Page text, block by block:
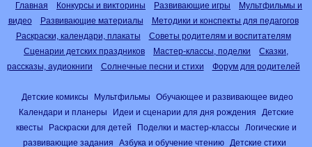
Главная Конкурсы и викторины Развивающие игры
Мультфильмы и
видео
Развивающие материалы
Методики и конспекты для педагогов
Раскраски, календари, плакаты
Советы родителям и воспитателям
Сценарии детских праздников
Мастер-классы, поделки
Сказки,
рассказы, аудиокниги
Солнечные песни и стихи Форум для родителей
Детские комиксы Мультфильмы
Обучающее и развивающее видео
Календари и планеры
Идеи и сценарии для дня рождения
Детские
квесты
Раскраски для детей Поделки и мастер-классы
Логические и
развивающие задания
Азбука и обучение чтению
Детские стихи